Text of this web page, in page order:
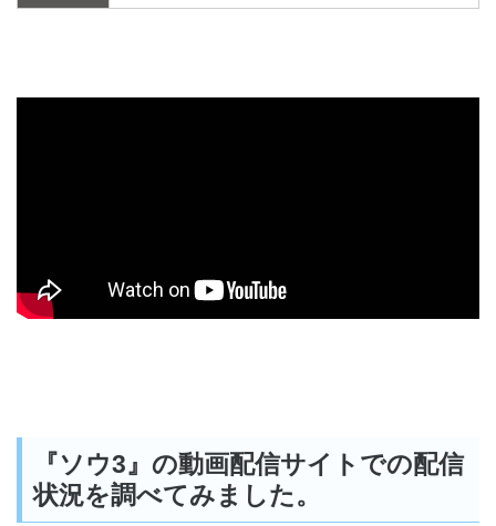
『ソウ3』の動画配信サイトでの配信
状況を調べてみました。